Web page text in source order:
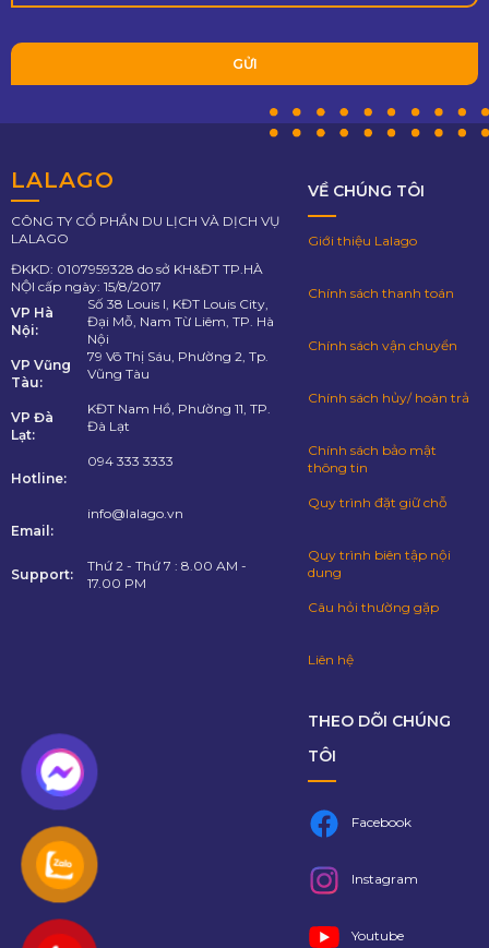
LALAGO
CÔNG TY CỔ PHẦN DU LỊCH VÀ DỊCH VỤ
LALAGO
ĐKKD: 0107959328 do sở KH&ĐT TP.HÀ
NỘI cấp ngày: 15/8/2017
VP Hà
Nội:
Số 38 Louis I, KĐT Louis City,
Đại Mỗ, Nam Từ Liêm, TP. Hà
Nội
VP Vũng
Tàu:
79 Võ Thị Sáu, Phường 2, Tp.
Vũng Tàu
VP Đà
Lạt:
KĐT Nam Hồ, Phường 11, TP.
Đà Lạt
Hotline:
094 333 3333
Email:
info@lalago.vn
Support:
Thứ 2 - Thứ 7 : 8.00 AM -
17.00 PM
VỀ CHÚNG TÔI
Giới thiệu Lalago
Chính sách thanh toán
Chính sách vận chuyển
Chính sách hủy/ hoàn trả
Chính sách bảo mật
thông tin
Quy trình đặt giữ chỗ
Quy trình biên tập nội
dung
Câu hỏi thường gặp
Liên hệ
THEO DÕI CHÚNG
TÔI
Facebook
Instagram
Youtube